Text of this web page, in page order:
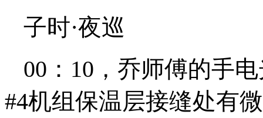
子时·夜巡
00：10，乔师傅的手
#4机组保温层接缝处有